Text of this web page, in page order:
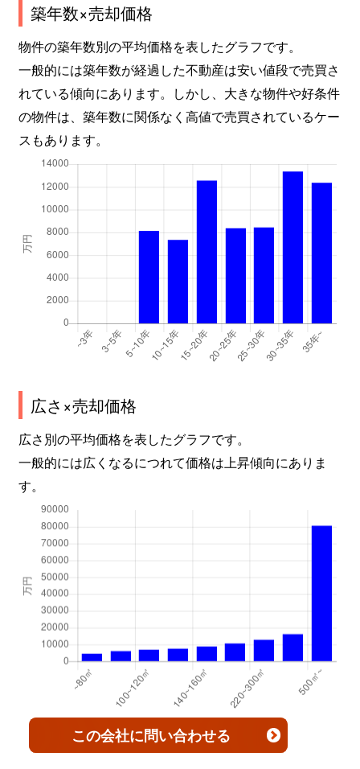
築年数×売却価格
物件の築年数別の平均価格を表したグラフです。
一般的には築年数が経過した不動産は安い値段で売買さ
れている傾向にあります。しかし、大きな物件や好条件
の物件は、築年数に関係なく高値で売買されているケー
スもあります。
広さ×売却価格
広さ別の平均価格を表したグラフです。
一般的には広くなるにつれて価格は上昇傾向にありま
す。
この会社に問い合わせる